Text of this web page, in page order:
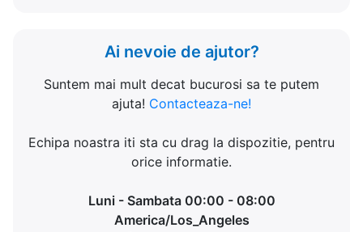
Ai nevoie de ajutor?
Suntem mai mult decat bucurosi sa te putem
ajuta! Contacteaza-ne!
Echipa noastra iti sta cu drag la dispozitie, pentru
orice informatie.
Luni - Sambata 00:00 - 08:00
America/Los_Angeles